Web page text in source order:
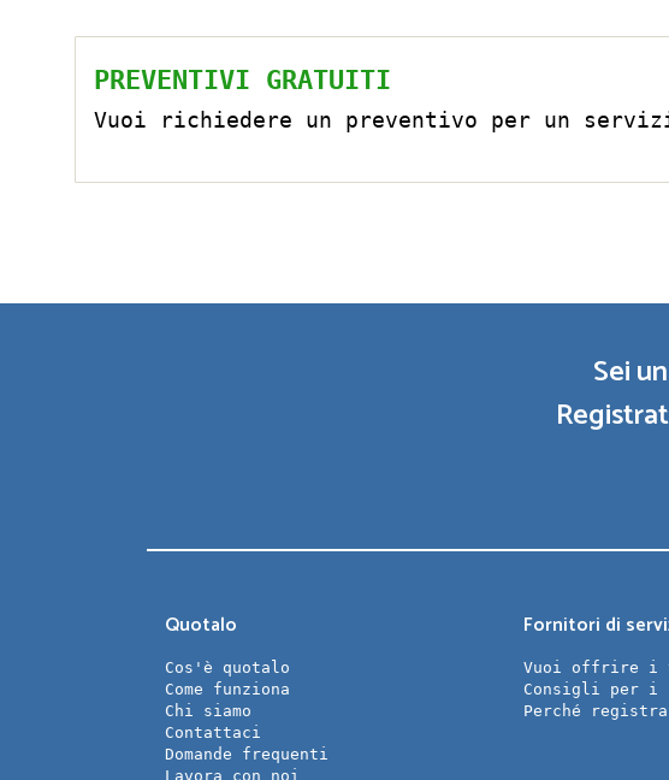
PREVENTIVI GRATUITI
Vuoi richiedere un preventivo per un
Sei
Quotalo
Cos'è quotalo
Come funziona
Chi siamo
Contattaci
Domande frequenti
Lavora con noi
Fornitori di
Vuoi offrire i
Consigli per
Perché